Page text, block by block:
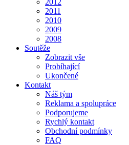
2011
2010
2009
2008
Soutěže
Zobrazit vše
Probíhající
Ukončené
Kontakt
Náš tým
Reklama a spolupráce
Podporujeme
Rychlý kontakt
Obchodní podmínky
FAQ